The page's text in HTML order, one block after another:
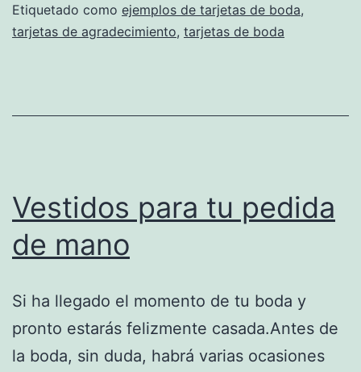
de
agradecimiento
Etiquetado como ejemplos de tarjetas de boda,
tarjetas de agradecimiento, tarjetas de boda
Vestidos para tu pedida
de mano
Si ha llegado el momento de tu boda y
pronto estarás felizmente casada.Antes de
la boda, sin duda, habrá varias ocasiones